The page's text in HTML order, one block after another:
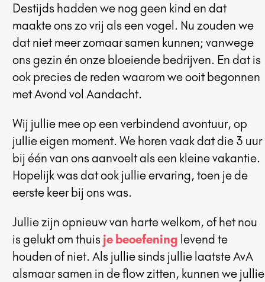
Destijds hadden we nog geen kind en dat
maakte ons zo vrij als een vogel. Nu zouden we
dat niet meer zomaar samen kunnen; vanwege
ons gezin én onze bloeiende bedrijven. En dat is
ook precies de reden waarom we ooit begonnen
met Avond vol Aandacht.
Wij jullie mee op een verbindend avontuur, op
jullie eigen moment. We horen vaak dat die 3 uur
bij één van ons aanvoelt als een kleine vakantie.
Hopelijk was dat ook jullie ervaring, toen je de
eerste keer bij ons was.
Jullie zijn opnieuw van harte welkom, of het nou
is gelukt om thuis je beoefening levend te
houden of niet. Als jullie sinds jullie laatste AvA
alsmaar samen in de flow zitten, kunnen we jullie